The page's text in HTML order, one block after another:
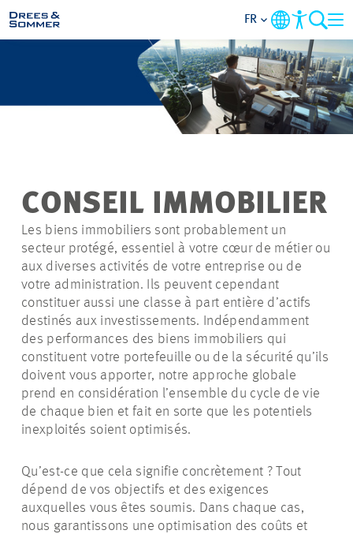
DOMAINES
SERVICES
DURABILITÉ
CARRIÈRE
PROJETS
CONTACT
FR
CONSEIL IMMOBILIER
Les biens immobiliers sont probablement un
secteur protégé, essentiel à votre cœur de métier ou
aux diverses activités de votre entreprise ou de
votre administration. Ils peuvent cependant
constituer aussi une classe à part entière d’actifs
destinés aux investissements. Indépendamment
des performances des biens immobiliers qui
constituent votre portefeuille ou de la sécurité qu’ils
doivent vous apporter, notre approche globale
prend en considération l’ensemble du cycle de vie
de chaque bien et fait en sorte que les potentiels
inexploités soient optimisés.
Qu’est-ce que cela signifie concrètement ? Tout
dépend de vos objectifs et des exigences
auxquelles vous êtes soumis. Dans chaque cas,
nous garantissons une optimisation des coûts et